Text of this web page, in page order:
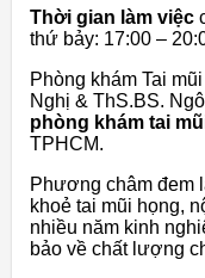
Thời gian làm việc
thứ bảy: 17:00 –
Phòng khám Tai
Nghị & ThS.BS.
phòng khám tai
TPHCM.
Phương châm đem
khoẻ tai mũi họng,
nhiều năm kinh
bảo về chất lượng